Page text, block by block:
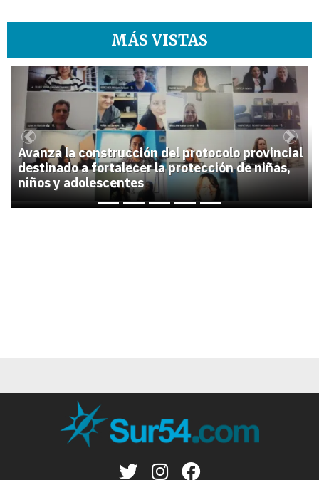
MÁS VISTAS
1
Avanza la construcción del protocolo provincial
destinado a fortalecer la protección de niñas,
niños y adolescentes
Previous Next